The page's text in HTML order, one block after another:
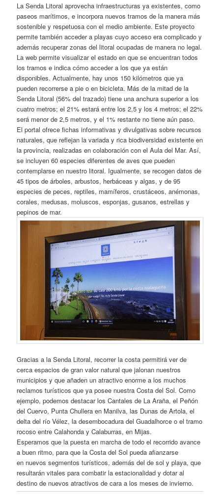
La Senda Litoral aprovecha infraestructuras ya existentes, como
paseos marítimos, e incorpora nuevos tramos de la manera más
sostenible y respetuosa con el medio ambiente. Este proyecto
permite también acceder a playas cuyo acceso era complicado y
además recuperar zonas del litoral ocupadas de manera no legal.
La web permite visualizar el estado en que se encuentran todos
los tramos e indica cómo acceder a los que ya están
disponibles. Actualmente, hay unos 150 kilómetros que ya
pueden recorrerse a pie o en bicicleta. Más de la mitad de la
Senda Litoral (56% del trazado) tiene una anchura superior a los
cuatro metros; el 21% estará entre los 2,5 y los 4 metros; el 22%
será menor de 2,5 metros, y el 1% restante no tiene aún paso.
El portal ofrece fichas informativas y divulgativas sobre recursos
naturales, que reflejan la variada y rica biodiversidad existente en
la provincia, realizadas en colaboración con el Aula del Mar. Así,
se incluyen 60 especies diferentes de aves que pueden
contemplarse en nuestro litoral. Igualmente, se recogen datos de
45 tipos de árboles, arbustos, herbáceas y algas, y de 95
especies de peces, reptiles, mamíferos, crustáceos, anémonas,
corales, medusas, moluscos, esponjas, gusanos, estrellas y
pepinos de mar.
Gracias a la Senda Litoral, recorrer la costa permitirá ver de
cerca espacios de gran valor natural que jalonan nuestros
municipios y que añaden un atractivo enorme a los muchos
reclamos turísticos que ya posee nuestra Costa del Sol. Como
ejemplo, podemos destacar los Cantales de La Araña, el Peñón
del Cuervo, Punta Chullera en Manilva, las Dunas de Artola, el
delta del río Vélez, la desembocadura del Guadalhorce o el tramo
rocoso entre Calahonda y Calaburras, en Mijas.
Esperamos que la puesta en marcha de todo el recorrido avance
a buen ritmo, para que la Costa del Sol pueda afianzarse
en nuevos segmentos turísticos, además del de sol y playa, que
resultarán vitales para combatir la estacionalidad y dotar al
destino de nuevos atractivos de cara a los meses de invierno.